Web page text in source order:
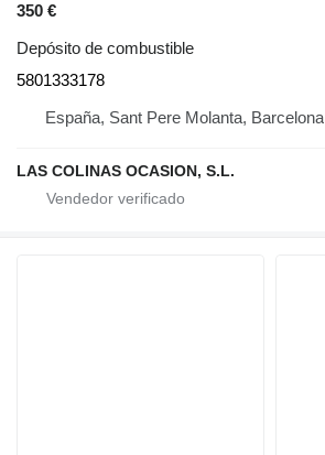
350 €
Depósito de combustible
5801333178
España, Sant Pere Molanta, Barcelona
LAS COLINAS OCASION, S.L.